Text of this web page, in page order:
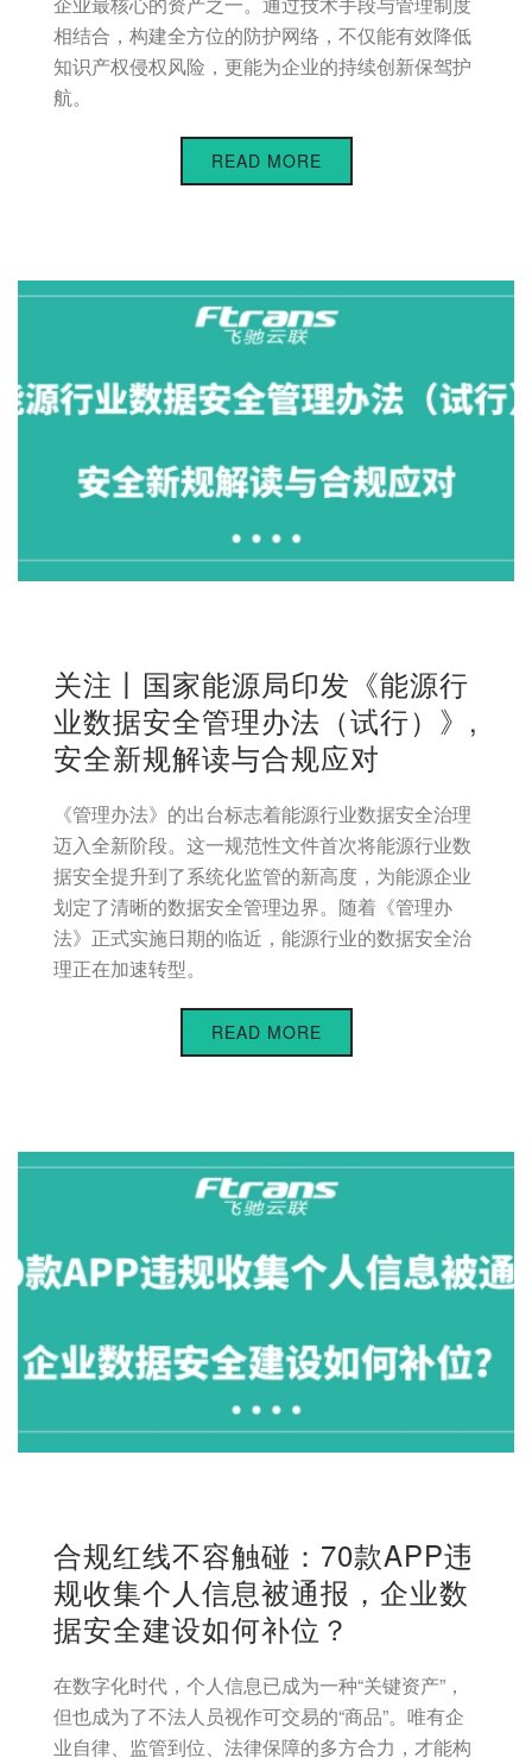
相结合，构建全方位的防护网络，不仅能有效降低
知识产权侵权风险，更能为企业的持续创新保驾护
航。
READ MORE
关注丨国家能源局印发《能源行
业数据安全管理办法（试行）》,
安全新规解读与合规应对
《管理办法》的出台标志着能源行业数据安全治理
迈入全新阶段。这一规范性文件首次将能源行业数
据安全提升到了系统化监管的新高度，为能源企业
划定了清晰的数据安全管理边界。随着《管理办
法》正式实施日期的临近，能源行业的数据安全治
理正在加速转型。
READ MORE
合规红线不容触碰：70款APP违
规收集个人信息被通报，企业数
据安全建设如何补位？
在数字化时代，个人信息已成为一种“关键资产”，
但也成为了不法人员视作可交易的“商品”。唯有企
业自律、监管到位、法律保障的多方合力，才能构